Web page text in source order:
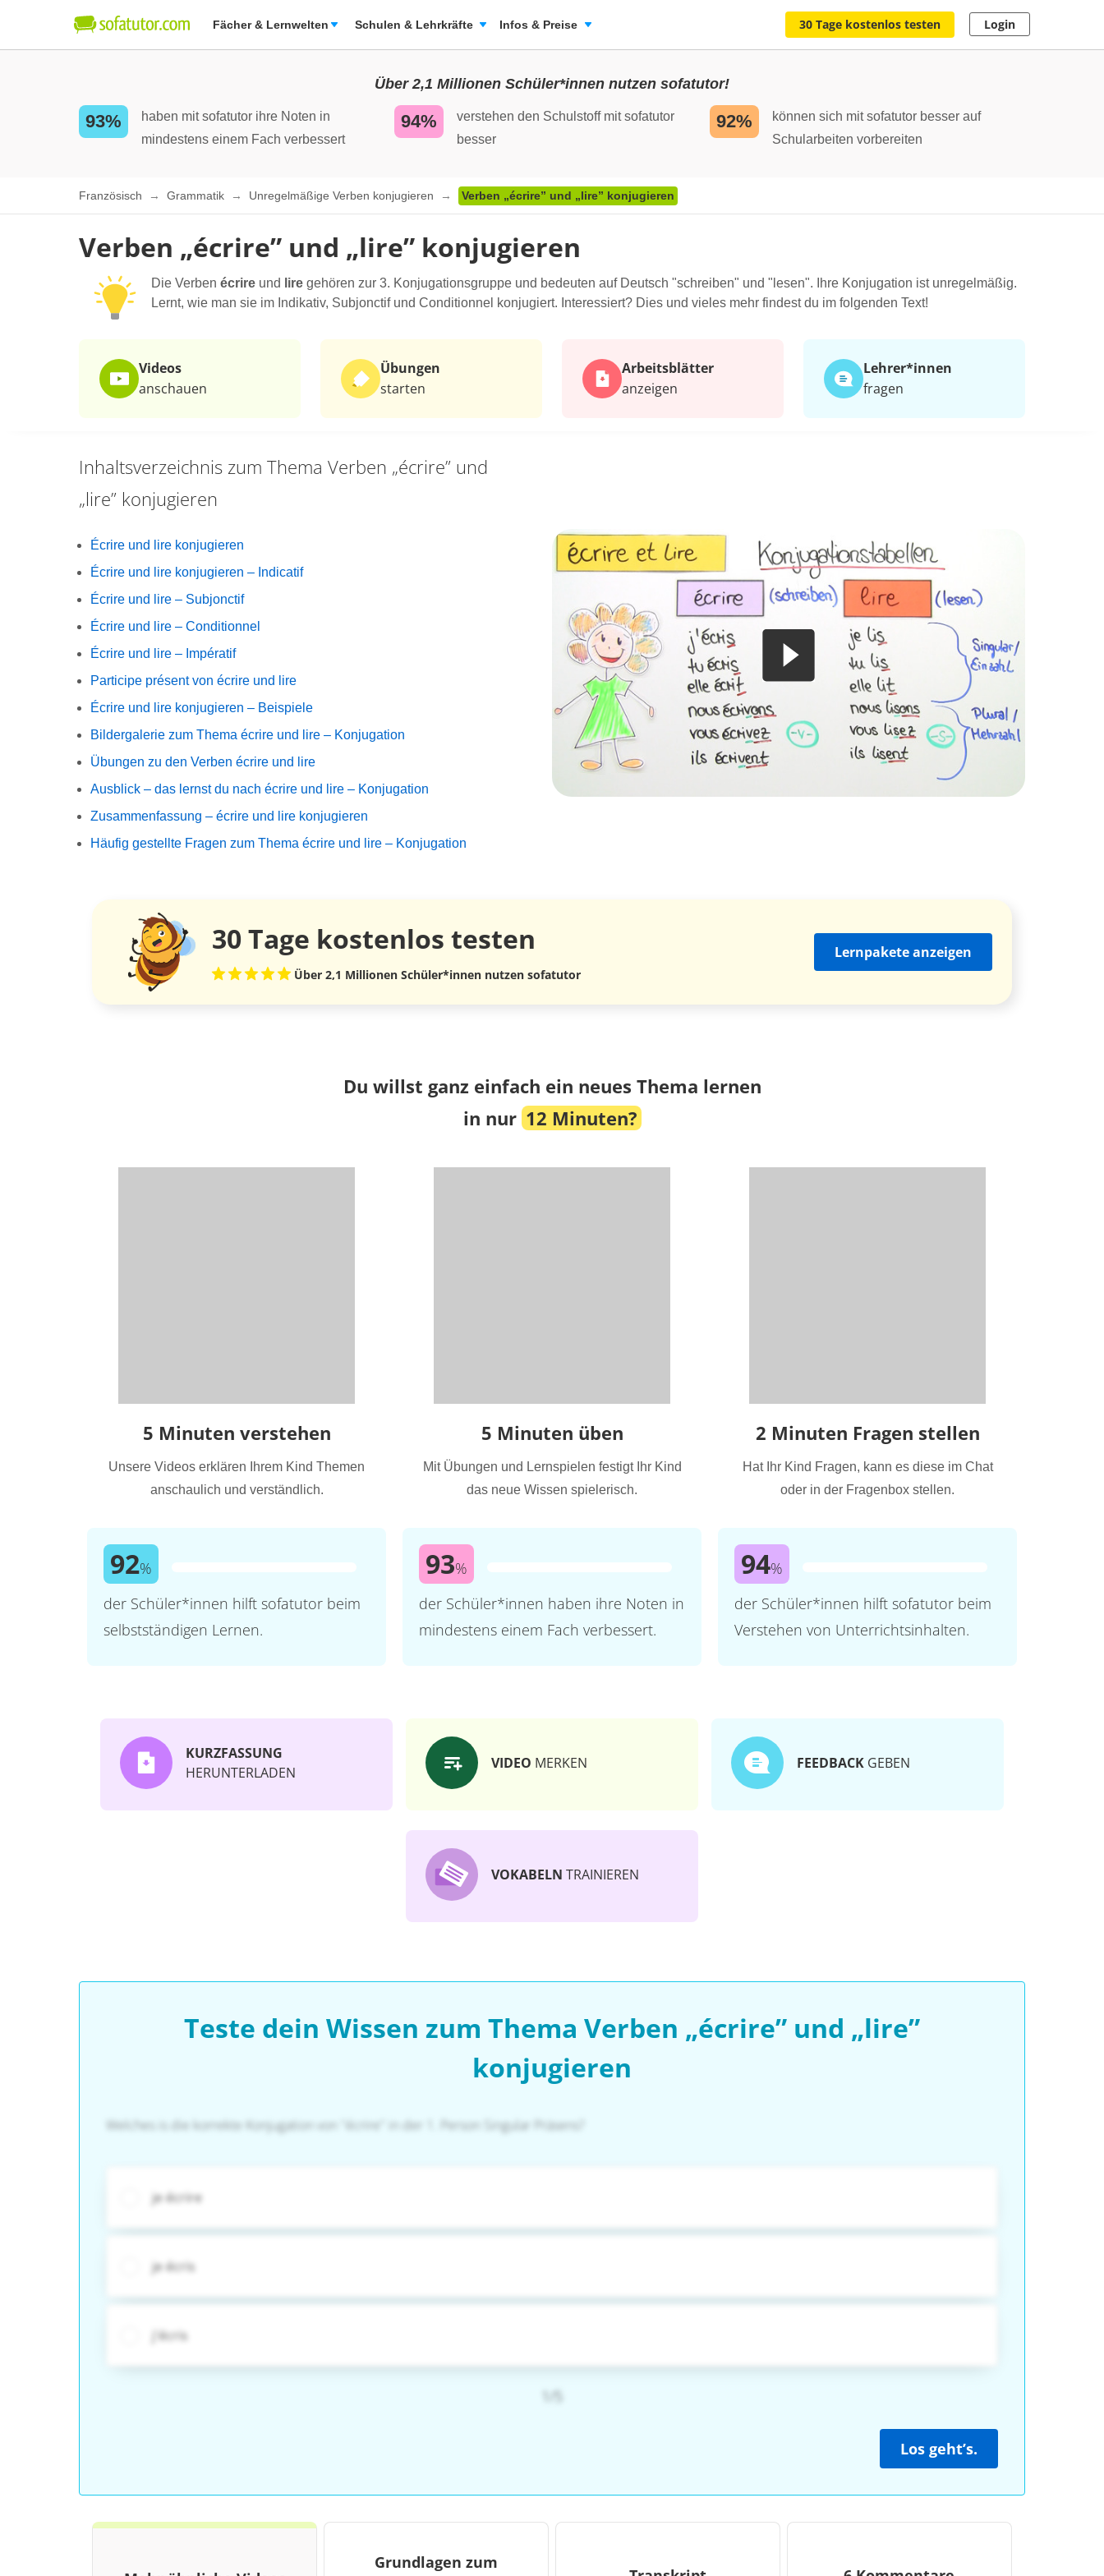
Fächer & Lernwelten Schulen & Lehrkräfte Infos & Preise 30 Tage kostenlos testen Login
Über 2,1 Millionen Schüler*innen nutzen sofatutor!
93%
haben mit sofatutor ihre Noten in
mindestens einem Fach verbessert
94%
verstehen den Schulstoff mit sofatutor
besser
92%
können sich mit sofatutor besser auf
Schularbeiten vorbereiten
Französisch Grammatik Unregelmäßige Verben konjugieren Verben „écrire” und „lire” konjugieren
Verben „écrire” und „lire” konjugieren
Die Verben écrire und lire gehören zur 3. Konjugationsgruppe und bedeuten auf Deutsch "schreiben" und "lesen". Ihre Konjugation ist unregelmäßig.
Lernt, wie man sie im Indikativ, Subjonctif und Conditionnel konjugiert. Interessiert? Dies und vieles mehr findest du im folgenden Text!
Videos
anschauen
Übungen
starten
Arbeits­blätter
anzeigen
Lehrer*​innen
fragen
Inhaltsverzeichnis zum Thema Verben „écrire” und
„lire” konjugieren
Écrire und lire konjugieren
Écrire und lire konjugieren – Indicatif
Écrire und lire – Subjonctif
Écrire und lire – Conditionnel
Écrire und lire – Impératif
Participe présent von écrire und lire
Écrire und lire konjugieren – Beispiele
Bildergalerie zum Thema écrire und lire – Konjugation
Übungen zu den Verben écrire und lire
Ausblick – das lernst du nach écrire und lire – Konjugation
Zusammenfassung – écrire und lire konjugieren
Häufig gestellte Fragen zum Thema écrire und lire – Konjugation
30 Tage kostenlos testen
Über 2,1 Millionen Schüler*innen nutzen sofatutor
Lernpakete anzeigen
Du willst ganz einfach ein neues Thema lernen
in nur 12 Minuten?
5 Minuten verstehen
Unsere Videos erklären Ihrem Kind Themen
anschaulich und verständlich.
92%
der Schüler*innen hilft sofatutor beim
selbstständigen Lernen.
5 Minuten üben
Mit Übungen und Lernspielen festigt Ihr Kind
das neue Wissen spielerisch.
93%
der Schüler*innen haben ihre Noten in
mindestens einem Fach verbessert.
2 Minuten Fragen stellen
Hat Ihr Kind Fragen, kann es diese im Chat
oder in der Fragenbox stellen.
94%
der Schüler*innen hilft sofatutor beim
Verstehen von Unterrichtsinhalten.
KURZFASSUNG
HERUNTERLADEN
VIDEO MERKEN FEEDBACK GEBEN
VOKABELN TRAINIEREN
Teste dein Wissen zum Thema Verben „écrire” und „lire”
konjugieren
Welches is die korrekte Konjugation von "écrire" in der 1. Person Singular Präsens?
je écrire
je écris
j'écris
Los geht’s.
Grundlagen zum